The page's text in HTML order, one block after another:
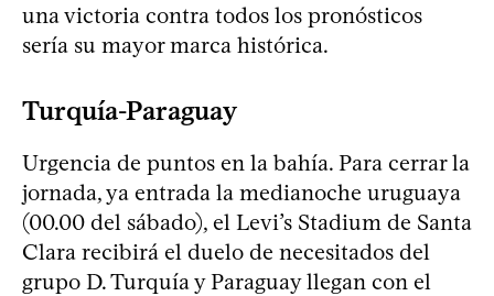
una victoria contra todos los pronósticos
sería su mayor marca histórica.
Turquía-Paraguay
Urgencia de puntos en la bahía. Para cerrar la
jornada, ya entrada la medianoche uruguaya
(00.00 del sábado), el Levi’s Stadium de Santa
Clara recibirá el duelo de necesitados del
grupo D. Turquía y Paraguay llegan con el